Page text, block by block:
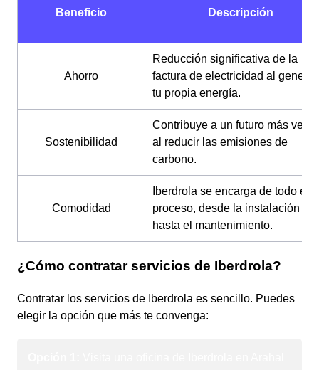
Beneficio Descripción
Ahorro
Reducción significativa de la
factura de electricidad al generar
tu propia energía.
Sostenibilidad
Contribuye a un futuro más verde
al reducir las emisiones de
carbono.
Comodidad
Iberdrola se encarga de todo el
proceso, desde la instalación
hasta el mantenimiento.
¿Cómo contratar servicios de Iberdrola?
Contratar los servicios de Iberdrola es sencillo. Puedes
elegir la opción que más te convenga: